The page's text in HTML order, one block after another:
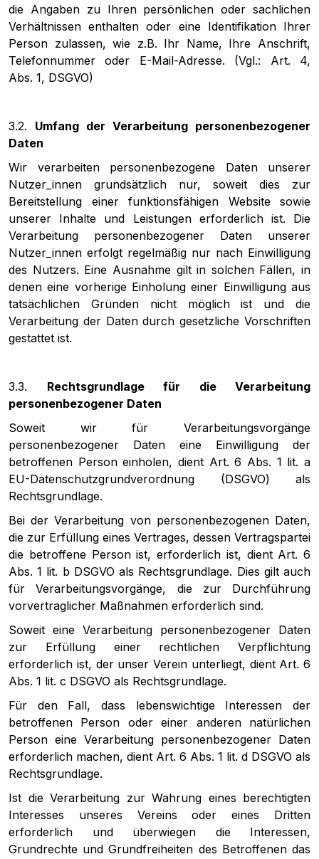
die Anga­ben zu Ihren persönli­chen oder sach­li­chen
Verhältnis­sen ent­hal­ten oder eine Identifikation Ihrer
Person zulas­sen, wie z.B. Ihr Name, Ihre Anschrift,
Telefon­num­mer oder E-Mail-Adresse. (Vgl.: Art. 4,
Abs. 1, DSGVO)
3.2. Umfang der Verarbeitung personenbezogener
Daten
Wir verarbeiten personenbezogene Daten unserer
Nutzer_innen grundsätzlich nur, soweit dies zur
Bereitstellung einer funktionsfähigen Website sowie
unserer Inhalte und Leistungen erforderlich ist. Die
Verarbeitung personenbezogener Daten unserer
Nutzer_innen erfolgt regelmäßig nur nach Einwilligung
des Nutzers. Eine Ausnahme gilt in solchen Fällen, in
denen eine vorherige Einholung einer Einwilligung aus
tatsächlichen Gründen nicht möglich ist und die
Verarbeitung der Daten durch gesetzliche Vorschriften
gestattet ist.
3.3. Rechtsgrundlage für die Verarbeitung
personenbezogener Daten
Soweit wir für Verarbeitungsvorgänge
personenbezogener Daten eine Einwilligung der
betroffenen Person einholen, dient Art. 6 Abs. 1 lit. a
EU-Datenschutzgrundverordnung (DSGVO) als
Rechtsgrundlage.
Bei der Verarbeitung von personenbezogenen Daten,
die zur Erfüllung eines Vertrages, dessen Vertragspartei
die betroffene Person ist, erforderlich ist, dient Art. 6
Abs. 1 lit. b DSGVO als Rechtsgrundlage. Dies gilt auch
für Verarbeitungsvorgänge, die zur Durchführung
vorvertraglicher Maßnahmen erforderlich sind.
Soweit eine Verarbeitung personenbezogener Daten
zur Erfüllung einer rechtlichen Verpflichtung
erforderlich ist, der unser Verein unterliegt, dient Art. 6
Abs. 1 lit. c DSGVO als Rechtsgrundlage.
Für den Fall, dass lebenswichtige Interessen der
betroffenen Person oder einer anderen natürlichen
Person eine Verarbeitung personenbezogener Daten
erforderlich machen, dient Art. 6 Abs. 1 lit. d DSGVO als
Rechtsgrundlage.
Ist die Verarbeitung zur Wahrung eines berechtigten
Interesses unseres Vereins oder eines Dritten
erforderlich und überwiegen die Interessen,
Grundrechte und Grundfreiheiten des Betroffenen das